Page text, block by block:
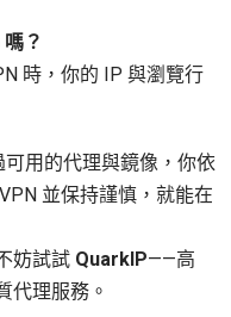
？
時，你的 IP 與瀏覽行
可用的代理與鏡像，你依
並保持謹慎，就能在
妨試試 QuarkIP——高
代理服務。